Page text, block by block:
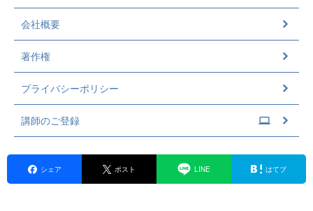
会社概要
著作権
プライバシーポリシー
講師のご登録
シェア ポスト LINE はてブ